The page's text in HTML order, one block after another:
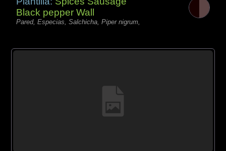
Black pepper Wall
Pared, Especias, Salchicha, Piper nigrum,